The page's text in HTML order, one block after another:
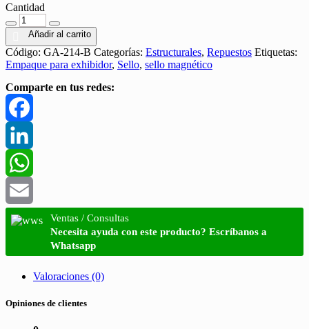
Cantidad
Añadir al carrito
Código: GA-214-B Categorías: Estructurales, Repuestos Etiquetas:
Empaque para exhibidor, Sello, sello magnético
Comparte en tus redes:
Facebook
LinkedIn
WhatsApp
Email
Ventas / Consultas
Necesita ayuda con este producto? Escríbanos a
Whatsapp
Valoraciones (0)
Opiniones de clientes